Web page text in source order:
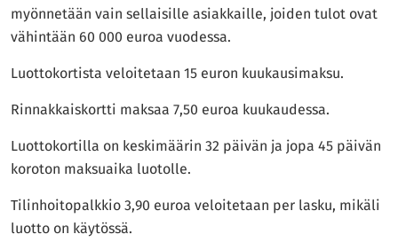
myönnetään vain sellaisille asiakkaille, joiden tulot ovat
vähintään 60 000 euroa vuodessa.
Luottokortista veloitetaan 15 euron kuukausimaksu.
Rinnakkaiskortti maksaa 7,50 euroa kuukaudessa.
Luottokortilla on keskimäärin 32 päivän ja jopa 45 päivän
koroton maksuaika luotolle.
Tilinhoitopalkkio 3,90 euroa veloitetaan per lasku, mikäli
luotto on käytössä.